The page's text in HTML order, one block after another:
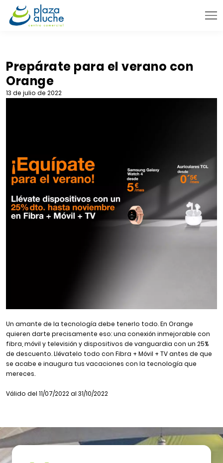
TIENDAS
VENTA TELEFÓNICA
Prepárate para el verano con
Orange
13 de julio de 2022
Un amante de la tecnología debe tenerlo todo. En Orange
quieren darte precisamente eso: una conexión inmejorable con
fibra, móvil y televisión y dispositivos de vanguardia con un 25%
de descuento. Llévatelo todo con Fibra + Móvil + TV antes de que
se acabe e inaugura tus vacaciones con la tecnología que
mereces.
Válido del 11/07/2022 al 31/10/2022